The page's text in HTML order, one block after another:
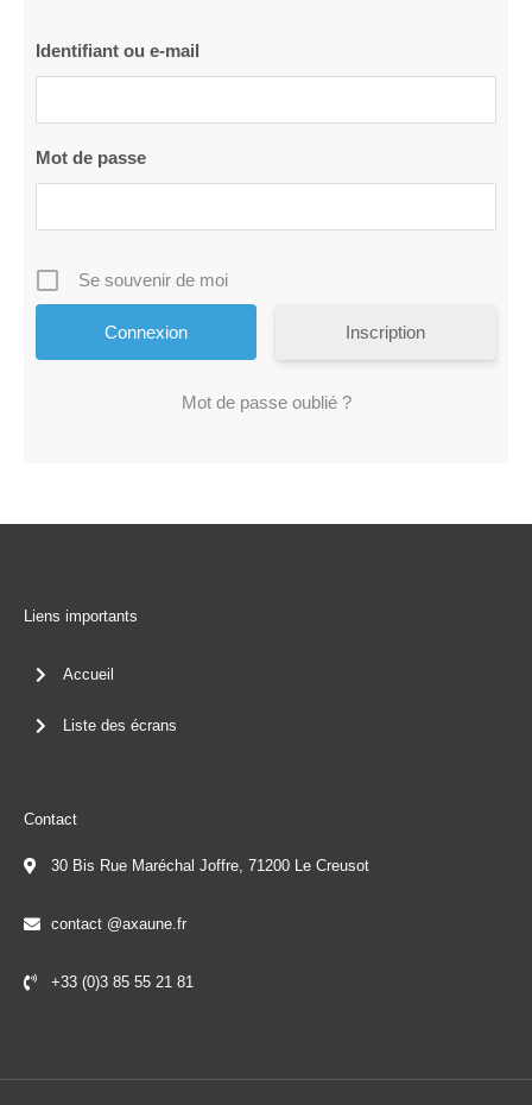
Identifiant ou e-mail
Mot de passe
Se souvenir de moi
Inscription
Mot de passe oublié ?
Liens importants
Accueil
Liste des écrans
Contact
30 Bis Rue Maréchal Joffre, 71200 Le Creusot
contact @axaune.fr
+33 (0)3 85 55 21 81